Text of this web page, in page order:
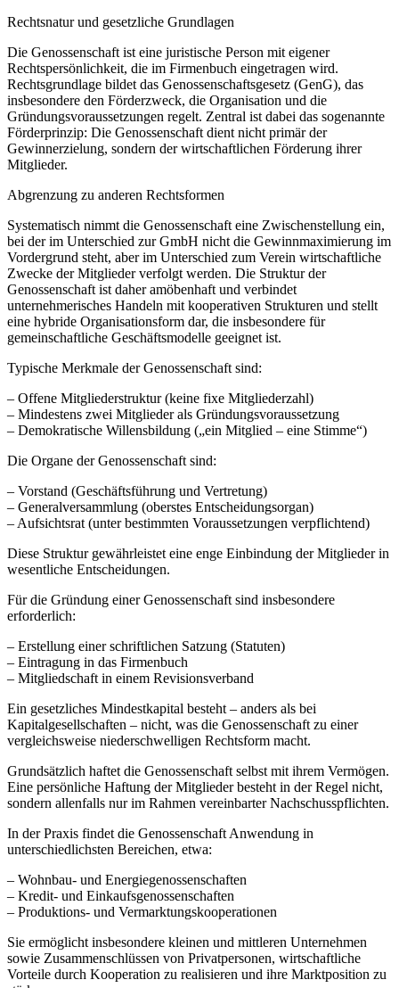
Rechtsnatur und gesetzliche Grundlagen
Die Genossenschaft ist eine juristische Person mit eigener
Rechtspersönlichkeit, die im Firmenbuch eingetragen wird.
Rechtsgrundlage bildet das Genossenschaftsgesetz (GenG), das
insbesondere den Förderzweck, die Organisation und die
Gründungsvoraussetzungen regelt. Zentral ist dabei das sogenannte
Förderprinzip: Die Genossenschaft dient nicht primär der
Gewinnerzielung, sondern der wirtschaftlichen Förderung ihrer
Mitglieder.
Abgrenzung zu anderen Rechtsformen
Systematisch nimmt die Genossenschaft eine Zwischenstellung ein,
bei der im Unterschied zur GmbH nicht die Gewinnmaximierung im
Vordergrund steht, aber im Unterschied zum Verein wirtschaftliche
Zwecke der Mitglieder verfolgt werden. Die Struktur der
Genossenschaft ist daher amöbenhaft und verbindet
unternehmerisches Handeln mit kooperativen Strukturen und stellt
eine hybride Organisationsform dar, die insbesondere für
gemeinschaftliche Geschäftsmodelle geeignet ist.
Typische Merkmale der Genossenschaft sind:
– Offene Mitgliederstruktur (keine fixe Mitgliederzahl)
– Mindestens zwei Mitglieder als Gründungsvoraussetzung
– Demokratische Willensbildung („ein Mitglied – eine Stimme“)
Die Organe der Genossenschaft sind:
– Vorstand (Geschäftsführung und Vertretung)
– Generalversammlung (oberstes Entscheidungsorgan)
– Aufsichtsrat (unter bestimmten Voraussetzungen verpflichtend)
Diese Struktur gewährleistet eine enge Einbindung der Mitglieder in
wesentliche Entscheidungen.
Für die Gründung einer Genossenschaft sind insbesondere
erforderlich:
– Erstellung einer schriftlichen Satzung (Statuten)
– Eintragung in das Firmenbuch
– Mitgliedschaft in einem Revisionsverband
Ein gesetzliches Mindestkapital besteht – anders als bei
Kapitalgesellschaften – nicht, was die Genossenschaft zu einer
vergleichsweise niederschwelligen Rechtsform macht.
Grundsätzlich haftet die Genossenschaft selbst mit ihrem Vermögen.
Eine persönliche Haftung der Mitglieder besteht in der Regel nicht,
sondern allenfalls nur im Rahmen vereinbarter Nachschusspflichten.
In der Praxis findet die Genossenschaft Anwendung in
unterschiedlichsten Bereichen, etwa:
– Wohnbau- und Energiegenossenschaften
– Kredit- und Einkaufsgenossenschaften
– Produktions- und Vermarktungskooperationen
Sie ermöglicht insbesondere kleinen und mittleren Unternehmen
sowie Zusammenschlüssen von Privatpersonen, wirtschaftliche
Vorteile durch Kooperation zu realisieren und ihre Marktposition zu